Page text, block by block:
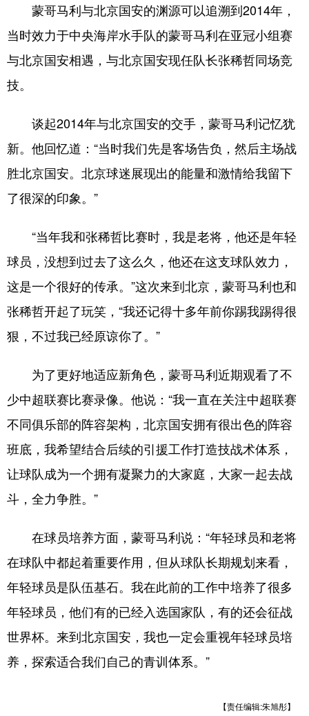
广东 广西 重庆
四川 贵州 云南 西藏
多语种频道
English
Deutsch Português
蒙哥马利与北京国安的渊源可以追溯到2014年，
当时效力于中央海岸水手队的蒙哥马利在亚冠小组赛
与北京国安相遇，与北京国安现任队长张稀哲同场竞
技。
谈起2014年与北京国安的交手，蒙哥马利记忆犹
新。他回忆道：“当时我们先是客场告负，然后主场战
胜北京国安。北京球迷展现出的能量和激情给我留下
了很深的印象。”
“当年我和张稀哲比赛时，我是老将，他还是年轻
球员，没想到过去了这么久，他还在这支球队效力，
这是一个很好的传承。”这次来到北京，蒙哥马利也和
张稀哲开起了玩笑，“我还记得十多年前你踢我踢得很
狠，不过我已经原谅你了。”
为了更好地适应新角色，蒙哥马利近期观看了不
少中超联赛比赛录像。他说：“我一直在关注中超联赛
不同俱乐部的阵容架构，北京国安拥有很出色的阵容
班底，我希望结合后续的引援工作打造技战术体系，
让球队成为一个拥有凝聚力的大家庭，大家一起去战
斗，全力争胜。”
在球员培养方面，蒙哥马利说：“年轻球员和老将
在球队中都起着重要作用，但从球队长期规划来看，
年轻球员是队伍基石。我在此前的工作中培养了很多
年轻球员，他们有的已经入选国家队，有的还会征战
世界杯。来到北京国安，我也一定会重视年轻球员培
养，探索适合我们自己的青训体系。”
【责任编辑:朱旭彤】